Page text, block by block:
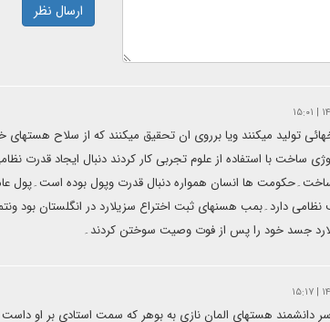
ارسال نظر
تولید میکنند ویا برروی ان تحقیق میکنند که از سلاح
ساخت با استفاده از علوم تجربی کار کردند دنبال ایجاد قدرت
ها انسان همواره دنبال قدرت وپول بوده است۔پول
نظامی دارد۔بمب هسنهای ثبت اختراع سزیلارد در انگلستان بود
جسد خود را پس از فوت وصیت سوختن کردند۔
دانشمند هستهای المان نازی به بوهر که سمت استادی بر او